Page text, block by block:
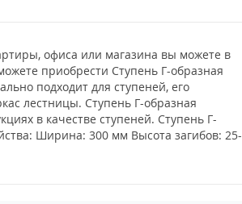
офиса или магазина вы можете в
приобрести Ступень Г-образная
подходит для ступеней, его
лестницы. Ступень Г-образная
в качестве ступеней. Ступень Г-
Ширина: 300 мм Высота загибов: 25-